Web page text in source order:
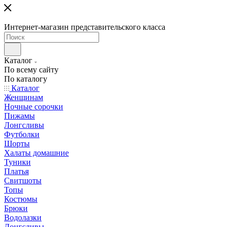
Интернет-магазин представительского класса
Каталог
По всему сайту
По каталогу
Каталог
Женщинам
Ночные сорочки
Пижамы
Лонгсливы
Футболки
Шорты
Халаты домашние
Туники
Платья
Свитшоты
Топы
Костюмы
Брюки
Водолазки